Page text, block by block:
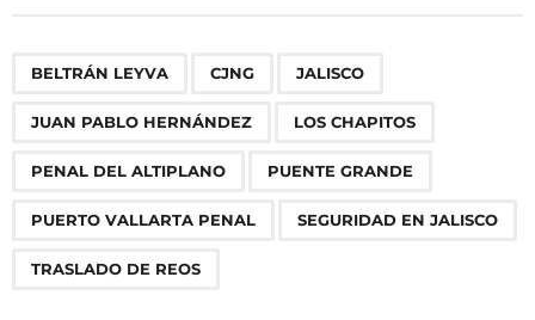
g
BELTRÁN LEYVA CJNG JALISCO
JUAN PABLO HERNÁNDEZ LOS CHAPITOS
PENAL DEL ALTIPLANO PUENTE GRANDE
PUERTO VALLARTA PENAL SEGURIDAD EN JALISCO
TRASLADO DE REOS